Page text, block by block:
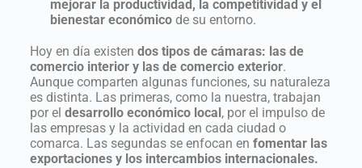
mejorar la productividad, la competitividad y el
bienestar económicode su entorno.
Hoy en día existen dos tipos de cámaras: las de
comercio interior y las de comercio exterior.
Aunque comparten algunas funciones, su naturaleza
es distinta. Las primeras, como la nuestra, trabajan
por el desarrollo económico local , por el impulso de
las empresas y la actividad en cada ciudad o
comarca. Las segundas se enfocan en fomentar las
exportaciones y los intercambios internacionales.